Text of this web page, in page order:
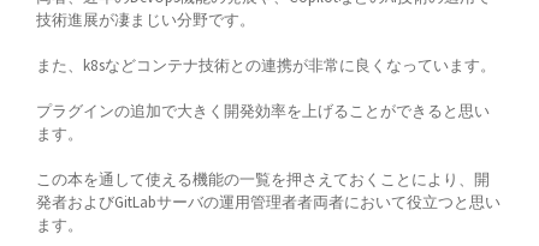
技術進展が凄まじい分野です。
また、k8sなどコンテナ技術との連携が非常に良くなっています。
プラグインの追加で大きく開発効率を上げることができると思い
ます。
この本を通して使える機能の一覧を押さえておくことにより、開
発者およびGitLabサーバの運用管理者者両者において役立つと思い
ます。